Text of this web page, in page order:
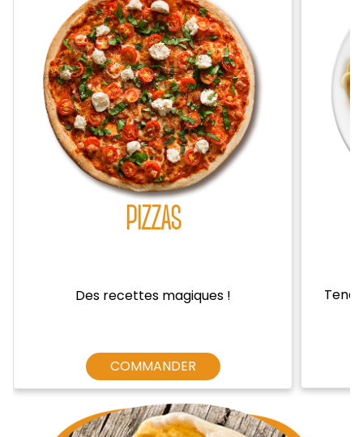
Zones de Livraison
PIZZAS
Des recettes magiques !
COMMANDER